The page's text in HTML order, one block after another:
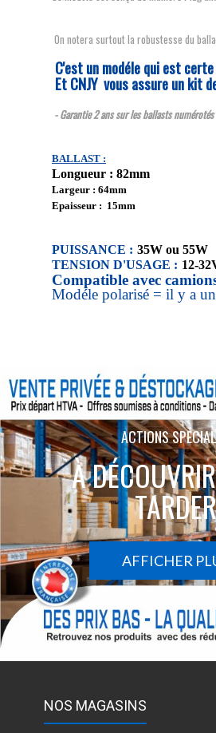
On notera surtout la robustesse du
C'est un modéle qui est
Et CNJY vous assure un kit
- Garantie 2 ans sur les ballasts
BALLAST :
Longueur : 82mm
Largeur : 64mm
Epaisseur : 15mm
PUISSANCE : 35W ou 55W
TENSION D'USAGE : 12-
Compatible avec
Modéle polarisé = il y a
ACTIONS
À
TARDER
AFFICHER
NOS MAGASINS